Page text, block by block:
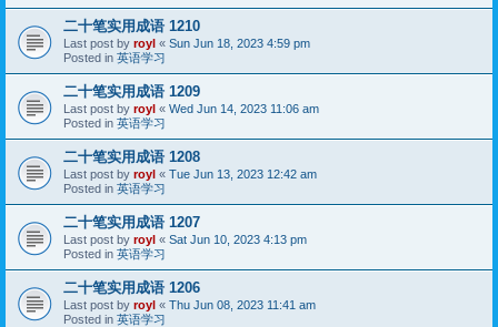
二十笔实用成语 1210
Last post by royl « Sun Jun 18, 2023 4:59 pm
Posted in 英语学习
二十笔实用成语 1209
Last post by royl « Wed Jun 14, 2023 11:06 am
Posted in 英语学习
二十笔实用成语 1208
Last post by royl « Tue Jun 13, 2023 12:42 am
Posted in 英语学习
二十笔实用成语 1207
Last post by royl « Sat Jun 10, 2023 4:13 pm
Posted in 英语学习
二十笔实用成语 1206
Last post by royl « Thu Jun 08, 2023 11:41 am
Posted in 英语学习